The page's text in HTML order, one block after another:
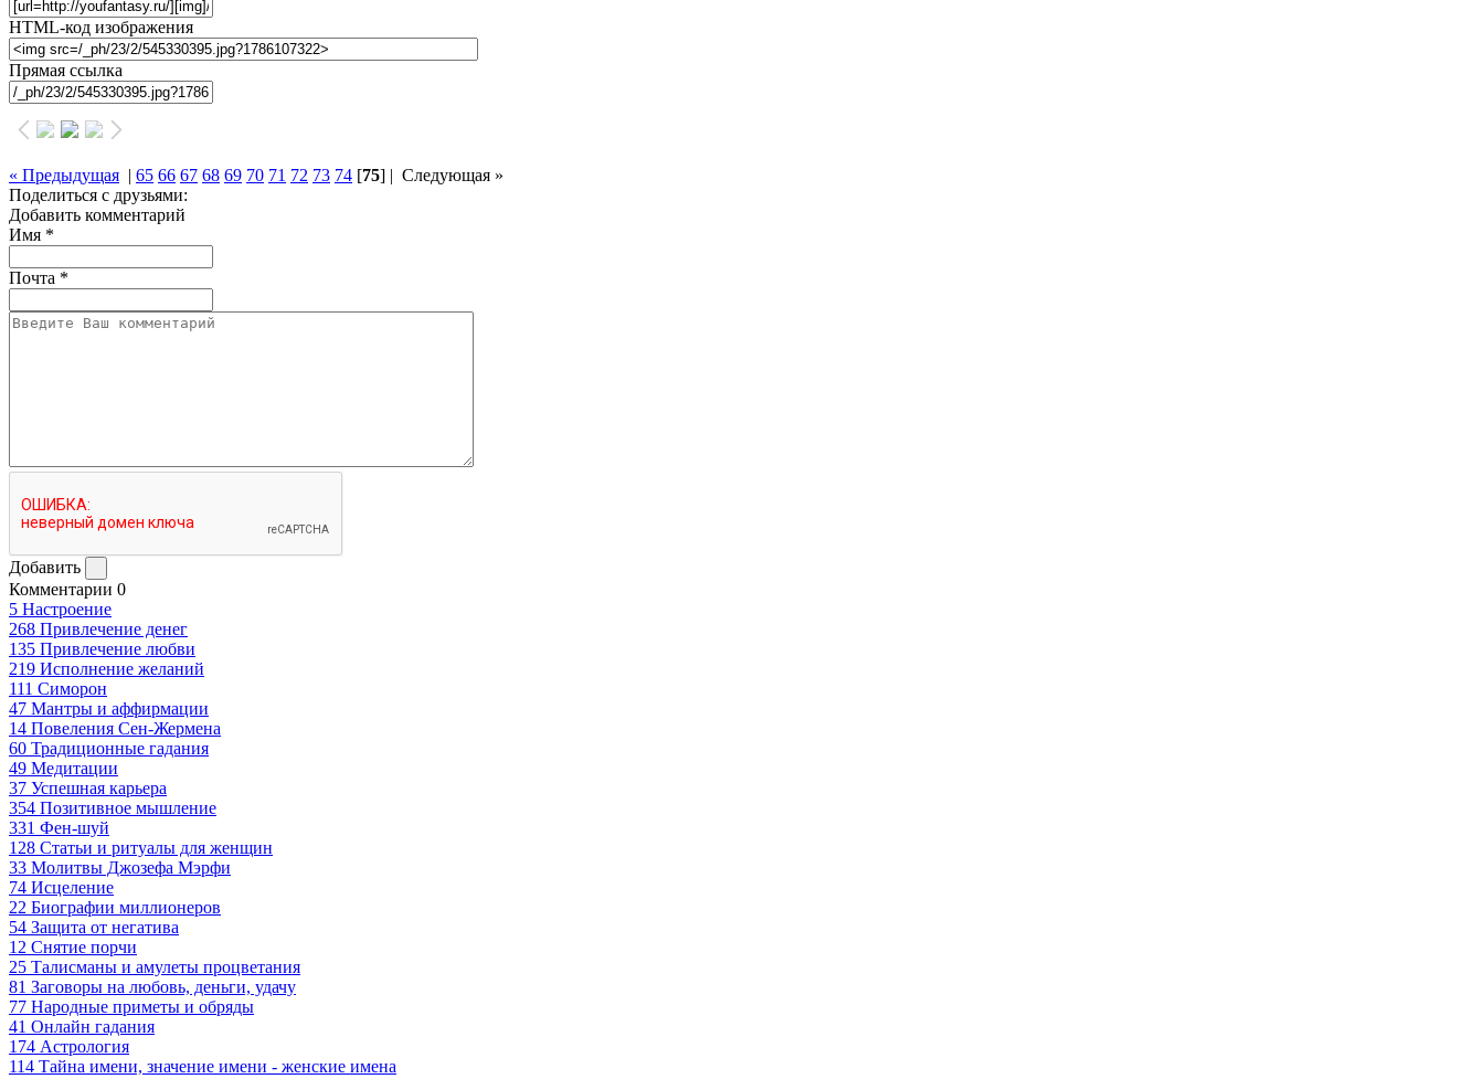
HTML-код изображения
Прямая ссылка
« Предыдущая | 65 66 67 68 69 70 71 72 73 74 [75] | Следующая »
Поделиться с друзьями:
Добавить комментарий
Имя *
Почта *
Добавить
Комментарии 0
5 Настроение
268 Привлечение денег
135 Привлечение любви
219 Исполнение желаний
111 Симорон
47 Мантры и аффирмации
14 Повеления Сен-Жермена
60 Традиционные гадания
49 Медитации
37 Успешная карьера
354 Позитивное мышление
331 Фен-шуй
128 Статьи и ритуалы для женщин
33 Молитвы Джозефа Мэрфи
74 Исцеление
22 Биографии миллионеров
54 Защита от негатива
12 Снятие порчи
25 Талисманы и амулеты процветания
81 Заговоры на любовь, деньги, удачу
77 Народные приметы и обряды
41 Онлайн гадания
174 Астрология
114 Тайна имени, значение имени - женские имена